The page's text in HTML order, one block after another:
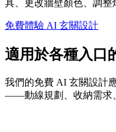
具、更改牆壁顏色、調整
免費體驗 AI 玄關設計
適用於各種入口
我們的免費 AI 玄關設計
——動線規劃、收納需求